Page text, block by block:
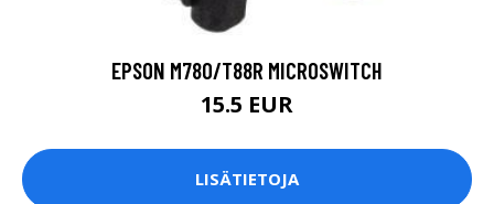
EPSON M780/T88R MICROSWITCH
15.5 EUR
LISÄTIETOJA